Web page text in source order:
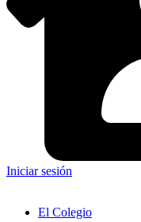
Iniciar sesión
El Colegio